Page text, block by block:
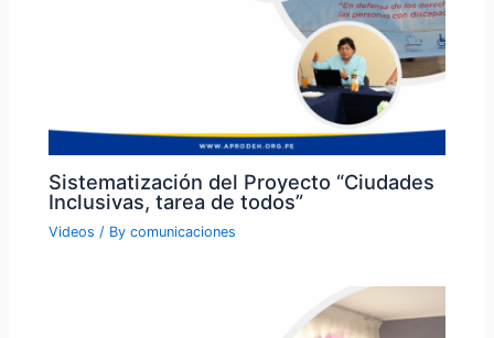
Sistematización del Proyecto “Ciudades
Inclusivas, tarea de todos”
Videos / Bycomunicaciones